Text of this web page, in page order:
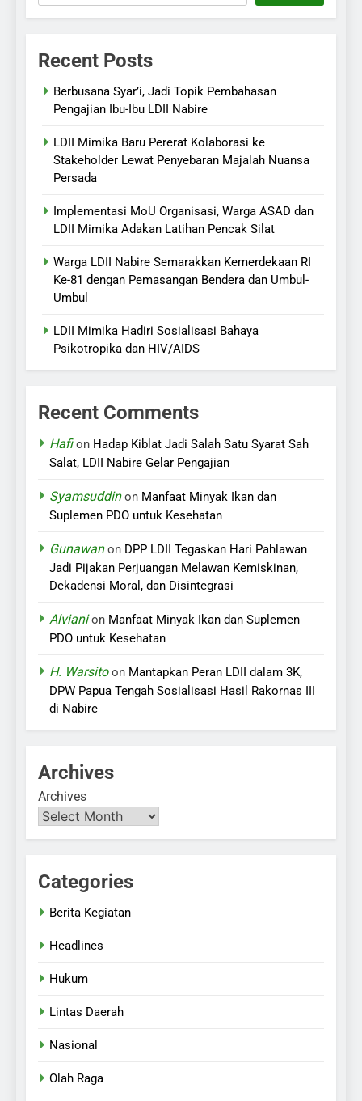
Recent Posts
Berbusana Syar’i, Jadi Topik Pembahasan
Pengajian Ibu-Ibu LDII Nabire
LDII Mimika Baru Pererat Kolaborasi ke
Stakeholder Lewat Penyebaran Majalah Nuansa
Persada
Implementasi MoU Organisasi, Warga ASAD dan
LDII Mimika Adakan Latihan Pencak Silat
Warga LDII Nabire Semarakkan Kemerdekaan RI
Ke-81 dengan Pemasangan Bendera dan Umbul-
Umbul
LDII Mimika Hadiri Sosialisasi Bahaya
Psikotropika dan HIV/AIDS
Recent Comments
Hafion Hadap Kiblat Jadi Salah Satu Syarat Sah
Salat, LDII Nabire Gelar Pengajian
Syamsuddinon Manfaat Minyak Ikan dan
Suplemen PDO untuk Kesehatan
Gunawanon DPP LDII Tegaskan Hari Pahlawan
Jadi Pijakan Perjuangan Melawan Kemiskinan,
Dekadensi Moral, dan Disintegrasi
Alvianion Manfaat Minyak Ikan dan Suplemen
PDO untuk Kesehatan
H. Warsitoon Mantapkan Peran LDII dalam 3K,
DPW Papua Tengah Sosialisasi Hasil Rakornas III
di Nabire
Archives
Archives
Categories
Berita Kegiatan
Headlines
Hukum
Lintas Daerah
Nasional
Olah Raga